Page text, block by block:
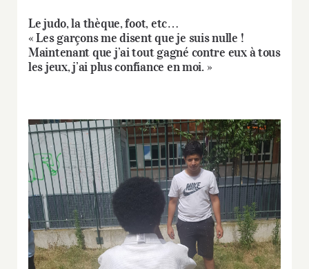
Le judo, la thèque, foot, etc…
« Les garçons me disent que je suis nulle !
Maintenant que j’ai tout gagné contre eux à tous
les jeux, j’ai plus confiance en moi. »